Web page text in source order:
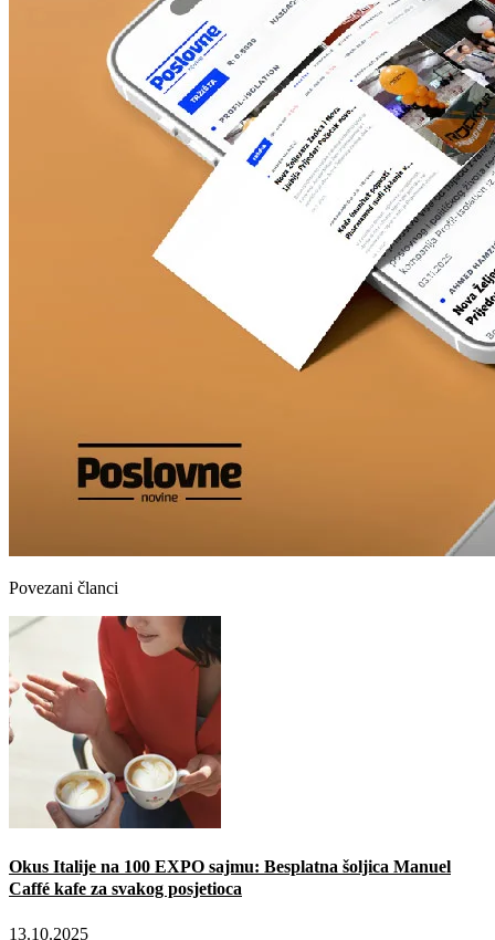
Povezani članci
Okus Italije na 100 EXPO sajmu: Besplatna šoljica Manuel
Caffé kafe za svakog posjetioca
13.10.2025